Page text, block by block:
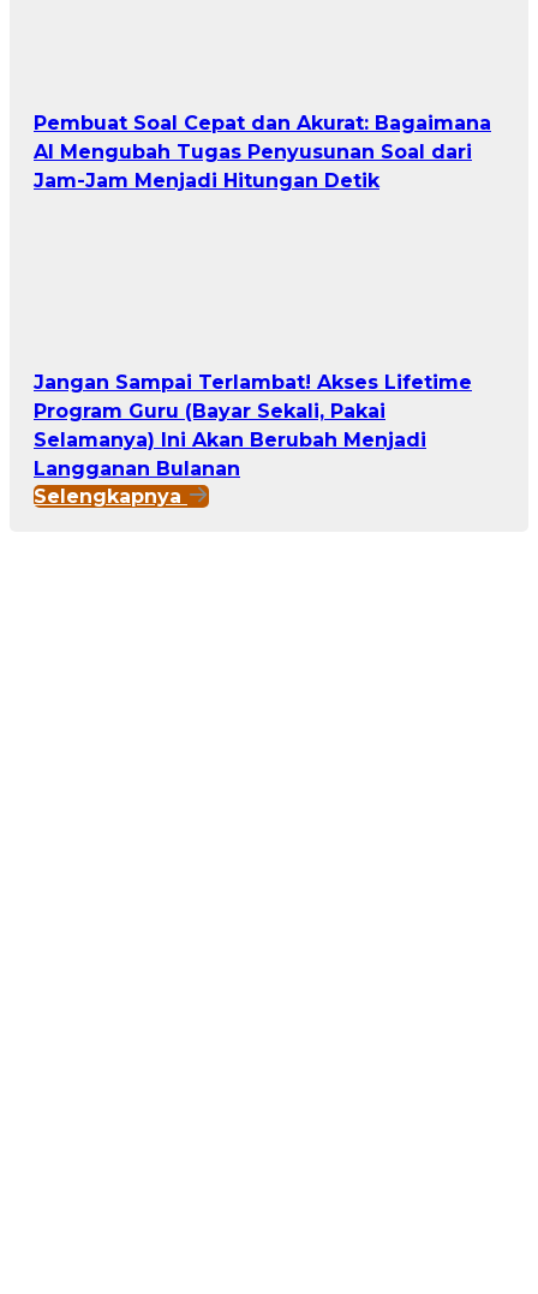
Pembuat Soal Cepat dan Akurat: Bagaimana
AI Mengubah Tugas Penyusunan Soal dari
Jam-Jam Menjadi Hitungan Detik
Jangan Sampai Terlambat! Akses Lifetime
Program Guru (Bayar Sekali, Pakai
Selamanya) Ini Akan Berubah Menjadi
Langganan Bulanan
Selengkapnya